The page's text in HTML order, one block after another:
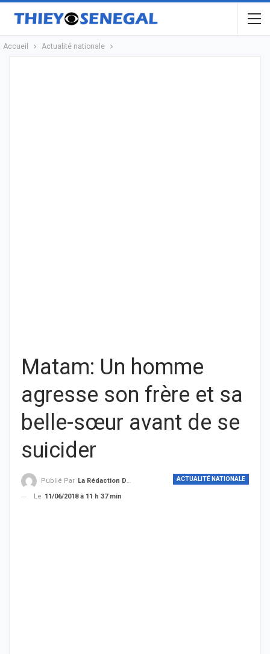
Accueil Actualité nationale
Matam: Un homme
agresse son frère et sa
belle-sœur avant de se
suicider
ACTUALITÉ NATIONALE
Publié Par La Rédaction De THIEYSENEGAL.com
Le 11/06/2018 à 11 h 37 min